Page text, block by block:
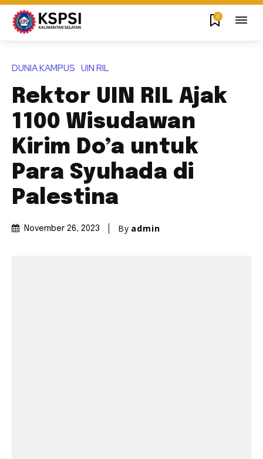
0
DUNIA KAMPUS UIN RIL
Rektor UIN RIL Ajak
1100 Wisudawan
Kirim Do’a untuk
Para Syuhada di
Palestina
November 26, 2023 By admin